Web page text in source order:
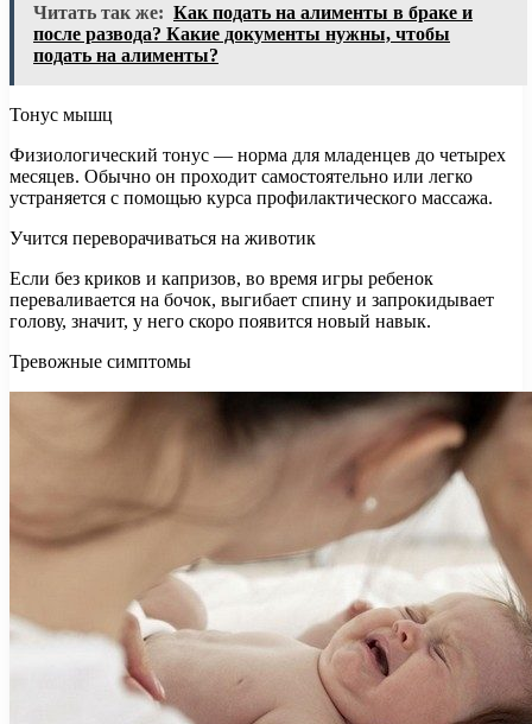
Читать так же: Как подать на алименты в браке и
после развода? Какие документы нужны, чтобы
подать на алименты?
Тонус мышц
Физиологический тонус — норма для младенцев до четырех
месяцев. Обычно он проходит самостоятельно или легко
устраняется с помощью курса профилактического массажа.
Учится переворачиваться на животик
Если без криков и капризов, во время игры ребенок
переваливается на бочок, выгибает спину и запрокидывает
голову, значит, у него скоро появится новый навык.
Тревожные симптомы